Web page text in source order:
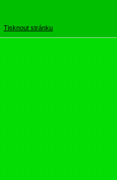
Tisknout stránku